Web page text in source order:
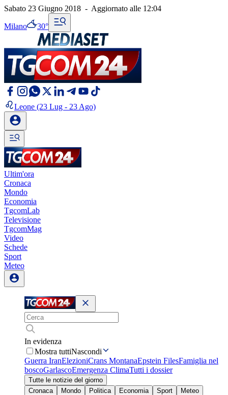
Sabato 23 Giugno 2018 - Aggiornato alle 12:04
Milano 30°
Leone (23 Lug - 23 Ago)
Ultim'ora
Cronaca
Mondo
Economia
TgcomLab
Televisione
TgcomMag
Video
Schede
Sport
Meteo
In evidenza
Mostra tuttiNascondi
Guerra IranElezioniCrans MontanaEpstein FilesFamiglia nel
boscoGarlascoEmergenza ClimaTutti i dossier
Tutte le notizie del giorno
Cronaca
Mondo Politica Economia Sport
Meteo